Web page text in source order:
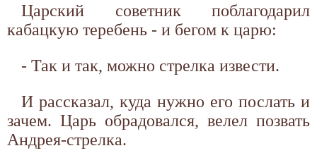
Царский советник поблагодарил
кабацкую теребень - и бегом к царю:
- Так и так, можно стрелка извести.
И рассказал, куда нужно его послать и
зачем. Царь обрадовался, велел позвать
Андрея-стрелка.